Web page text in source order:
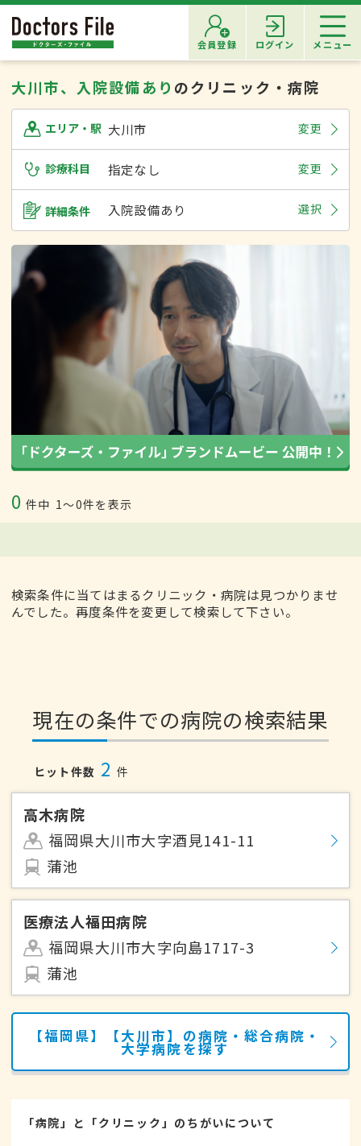
会員登録 ログイン メニュー
大川市、入院設備あり のクリニック・病院
エリア・駅 大川市 変更
診療科目 指定なし 変更
詳細条件 入院設備あり 選択
0 件中 1〜0件を表示
検索条件に当てはまるクリニック・病院は見つかりませ
んでした。再度条件を変更して検索して下さい。
現在の条件での病院の検索結果
ヒット件数 2 件
高木病院
福岡県大川市大字酒見141-11
蒲池
医療法人福田病院
福岡県大川市大字向島1717-3
蒲池
【福岡県】【大川市】の病院・総合病院・
大学病院を探す
「病院」と「クリニック」のちがいについて